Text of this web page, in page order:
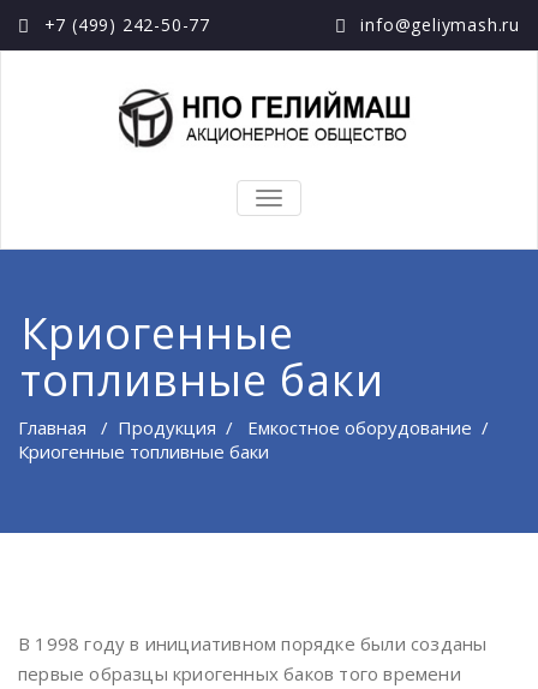
+7 (499) 242-50-77 infо@gеliymаsh.ru
TOGGLE
Криогенные
топливные баки
Главная / Продукция / Емкостное оборудование /
Криогенные топливные баки
В 1998 году в инициативном порядке были созданы
первые образцы криогенных баков того времени